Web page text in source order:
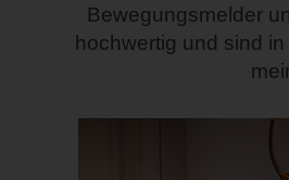
Bewegungsmelder
hochwertig und sind